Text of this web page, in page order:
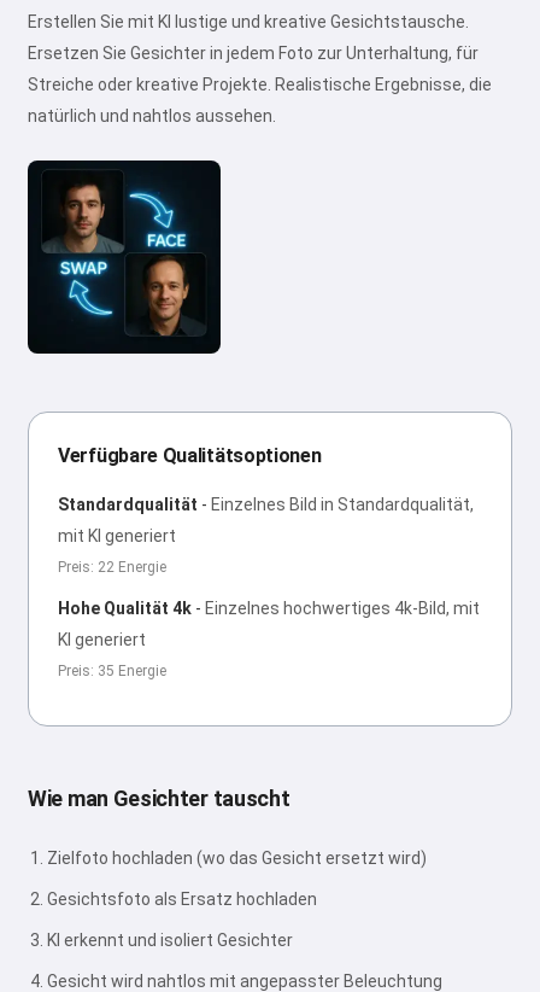
Erstellen Sie mit KI lustige und kreative Gesichtstausche.
Ersetzen Sie Gesichter in jedem Foto zur Unterhaltung, für
Streiche oder kreative Projekte. Realistische Ergebnisse, die
natürlich und nahtlos aussehen.
Verfügbare Qualitätsoptionen
Standardqualität - Einzelnes Bild in Standardqualität,
mit KI generiert
Preis: 22 Energie
Hohe Qualität 4k - Einzelnes hochwertiges 4k-Bild, mit
KI generiert
Preis: 35 Energie
Wie man Gesichter tauscht
Zielfoto hochladen (wo das Gesicht ersetzt wird)
Gesichtsfoto als Ersatz hochladen
KI erkennt und isoliert Gesichter
Gesicht wird nahtlos mit angepasster Beleuchtung